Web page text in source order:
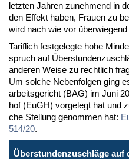
letz­ten Jah­ren zu­neh­mend in
den Ef­fekt ha­ben, Frau­en zu
wird nach wie vor
Ta­rif­lich fest­ge­leg­te ho­he
spruch auf
an­de­ren Wei­se zu recht­lich
Um sol­che Ne­ben­fol­gen ging
ar­beits­ge­richt (BAG) im Ju­ni
hof (EuGH) vor­ge­legt hat und
che Stel­lung ge­nom­men hat:
514/20.
Überstundenzuschläge auf